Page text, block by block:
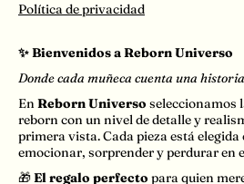
Política de privacidad
✨ Bienvenidos a Reborn Universo
Donde cada muñeca cuenta una
En Reborn Universo seleccionamos
reborn con un nivel de detalle y
primera vista. Cada pieza está
emocionar, sorprender y perdurar en
🎁El regalo perfecto para quien